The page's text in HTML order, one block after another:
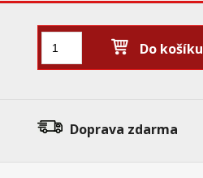
Do košíku
Doprava zdarma